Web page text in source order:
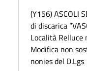
(Y156) ASCOLI
di discarica
Località Relluce
Modifica non
nonies del